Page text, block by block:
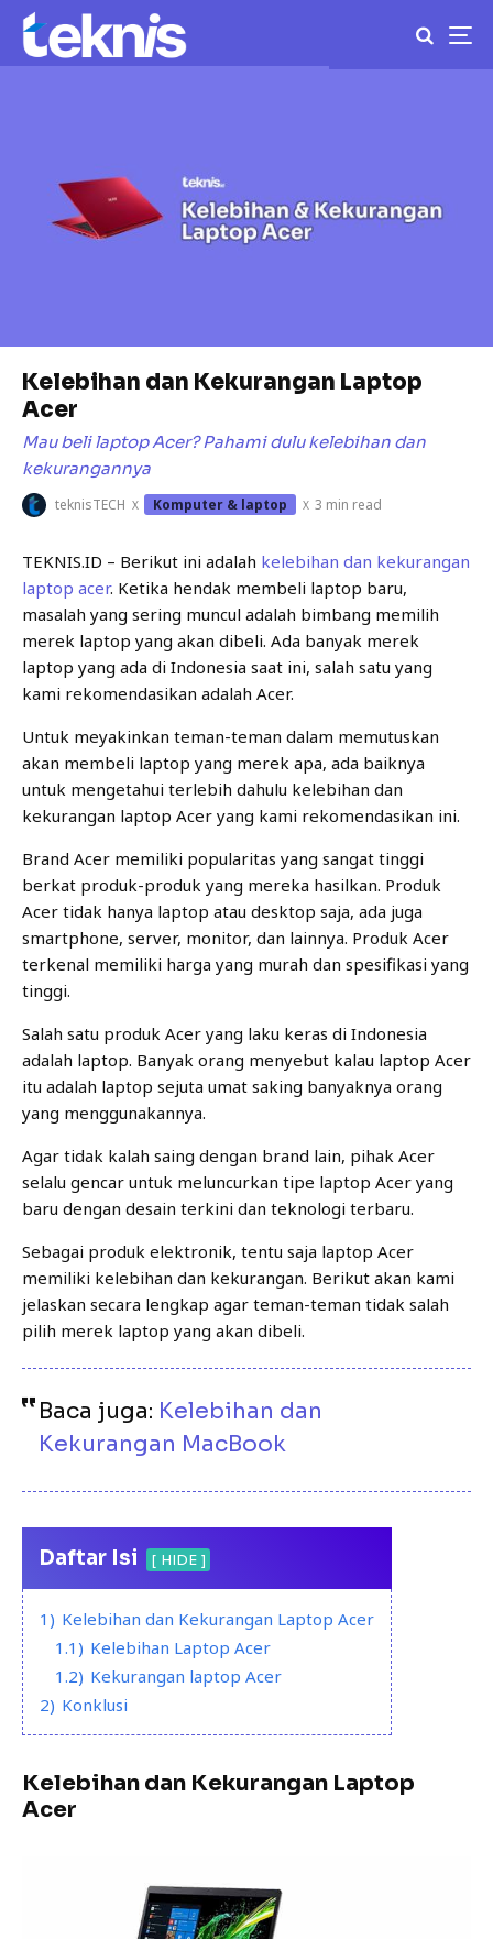
Kelebihan dan Kekurangan Laptop
Acer
Mau beli laptop Acer? Pahami dulu kelebihan dan
kekurangannya
teknisTECH · Komputer & laptop · 3 min read
TEKNIS.ID – Berikut ini adalah kelebihan dan kekurangan
laptop acer. Ketika hendak membeli laptop baru,
masalah yang sering muncul adalah bimbang memilih
merek laptop yang akan dibeli. Ada banyak merek
laptop yang ada di Indonesia saat ini, salah satu yang
kami rekomendasikan adalah Acer.
Untuk meyakinkan teman-teman dalam memutuskan
akan membeli laptop yang merek apa, ada baiknya
untuk mengetahui terlebih dahulu kelebihan dan
kekurangan laptop Acer yang kami rekomendasikan ini.
Brand Acer memiliki popularitas yang sangat tinggi
berkat produk-produk yang mereka hasilkan. Produk
Acer tidak hanya laptop atau desktop saja, ada juga
smartphone, server, monitor, dan lainnya. Produk Acer
terkenal memiliki harga yang murah dan spesifikasi yang
tinggi.
Salah satu produk Acer yang laku keras di Indonesia
adalah laptop. Banyak orang menyebut kalau laptop Acer
itu adalah laptop sejuta umat saking banyaknya orang
yang menggunakannya.
Agar tidak kalah saing dengan brand lain, pihak Acer
selalu gencar untuk meluncurkan tipe laptop Acer yang
baru dengan desain terkini dan teknologi terbaru.
Sebagai produk elektronik, tentu saja laptop Acer
memiliki kelebihan dan kekurangan. Berikut akan kami
jelaskan secara lengkap agar teman-teman tidak salah
pilih merek laptop yang akan dibeli.
Baca juga: Kelebihan dan
Kekurangan MacBook
Daftar Isi HIDE
1) Kelebihan dan Kekurangan Laptop Acer
1.1) Kelebihan Laptop Acer
1.2) Kekurangan laptop Acer
2) Konklusi
Kelebihan dan Kekurangan Laptop
Acer